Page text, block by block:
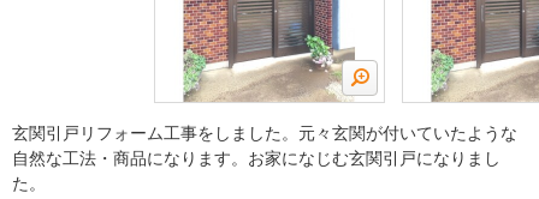
玄関引戸リフォーム工事をしました。元々玄関が付いていたような
自然な工法・商品になります。お家になじむ玄関引戸になりまし
た。